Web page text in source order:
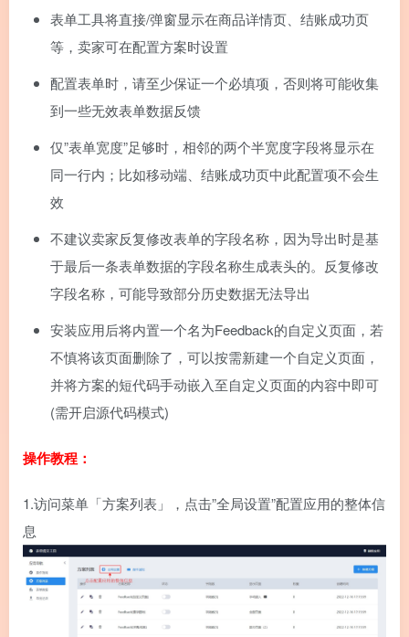
表单工具将直接/弹窗显示在商品详情页、结账成功页
等，卖家可在配置方案时设置
配置表单时，请至少保证一个必填项，否则将可能收集
到一些无效表单数据反馈
仅”表单宽度”足够时，相邻的两个半宽度字段将显示在
同一行内；比如移动端、结账成功页中此配置项不会生
效
不建议卖家反复修改表单的字段名称，因为导出时是基
于最后一条表单数据的字段名称生成表头的。反复修改
字段名称，可能导致部分历史数据无法导出
安装应用后将内置一个名为Feedback的自定义页面，若
不慎将该页面删除了，可以按需新建一个自定义页面，
并将方案的短代码手动嵌入至自定义页面的内容中即可
(需开启源代码模式)
操作教程：
1.访问菜单「方案列表」，点击”全局设置”配置应用的整体信
息